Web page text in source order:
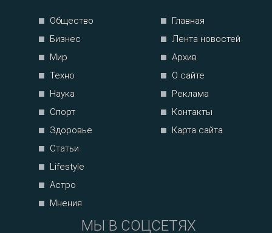
Общество
Бизнес
Мир
Техно
Наука
Спорт
Здоровье
Статьи
Lifestyle
Астро
Мнения
Главная
Лента новостей
Архив
О сайте
Реклама
Контакты
Карта сайта
МЫ В СОЦСЕТЯХ